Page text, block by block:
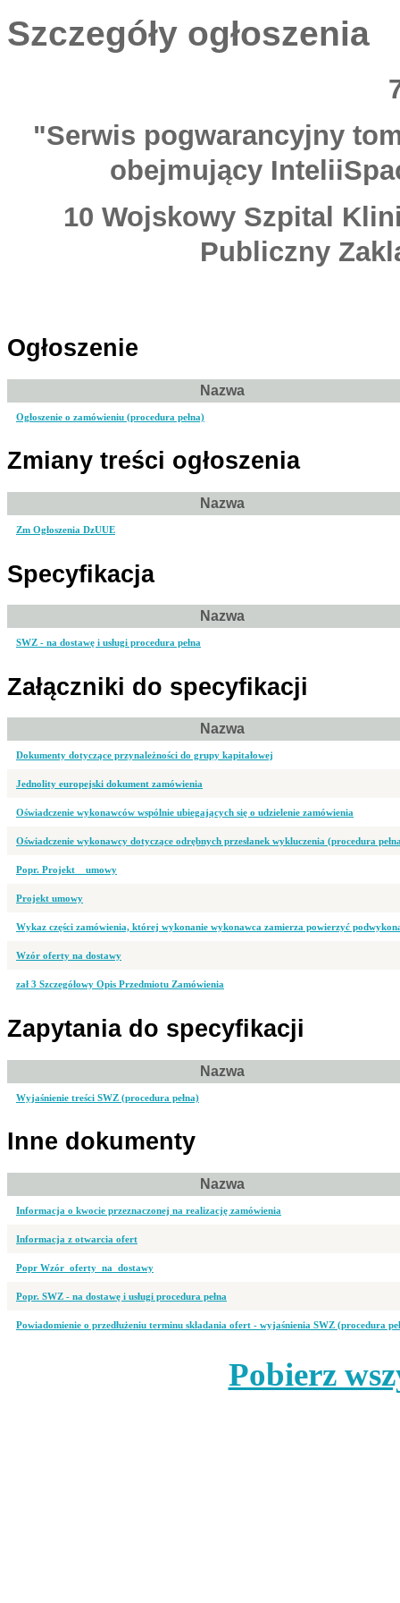
Szczegóły ogłoszenia
"Serwis pogwarancyjny
obejmujący
10 Wojskowy Szpital
Publiczny
Ogłoszenie
Nazwa
Ogłoszenie o zamówieniu (procedura pełna)
Zmiany treści ogłoszenia
Nazwa
Zm Ogłoszenia DzUUE
Specyfikacja
Nazwa
SWZ - na dostawę i usługi procedura pełna
Załączniki do specyfikacji
Nazwa
Dokumenty dotyczące przynależności do grupy kapitałowej
Jednolity europejski dokument zamówienia
Oświadczenie wykonawców wspólnie ubiegających się o udzielenie zamówienia
Oświadczenie wykonawcy dotyczące odrębnych przesłanek wykluczenia (procedura
Popr. Projekt__umowy
Projekt umowy
Wykaz części zamówienia, której wykonanie wykonawca zamierza powierzyć
Wzór oferty na dostawy
zał 3 Szczegółowy Opis Przedmiotu Zamówienia
Zapytania do specyfikacji
Nazwa
Wyjaśnienie treści SWZ (procedura pełna)
Inne dokumenty
Nazwa
Informacja o kwocie przeznaczonej na realizację zamówienia
Informacja z otwarcia ofert
Popr Wzór_oferty_na_dostawy
Popr. SWZ - na dostawę i usługi procedura pełna
Powiadomienie o przedłużeniu terminu składania ofert - wyjaśnienia SWZ (procedura
Pobierz